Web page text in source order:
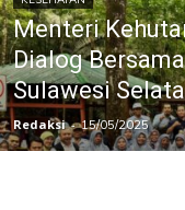
Menteri
Dialog
Sulawesi
Redaksi - 15/05/2025